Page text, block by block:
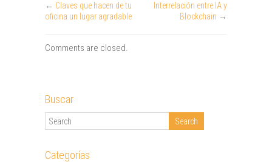
← Claves que hacen de tu
oficina un lugar agradable
Interrelación entre IA y
Blockchain →
Comments are closed.
Buscar
Categorías